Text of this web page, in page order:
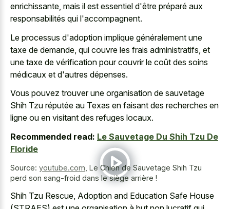
enrichissante, mais il est essentiel d'être préparé aux
responsabilités qui l'accompagnent.
Le processus d'adoption implique généralement une
taxe de demande, qui couvre les frais administratifs, et
une taxe de vérification pour couvrir le coût des soins
médicaux et d'autres dépenses.
Vous pouvez trouver une organisation de sauvetage
Shih Tzu réputée au Texas en faisant des recherches en
ligne ou en visitant des refuges locaux.
Recommended read: Le Sauvetage Du Shih Tzu De
Floride
Source: youtube.com Le Chien de Sauvetage Shih Tzu
perd son sang-froid dans le siège arrière !
Shih Tzu Rescue, Adoption and Education Safe House